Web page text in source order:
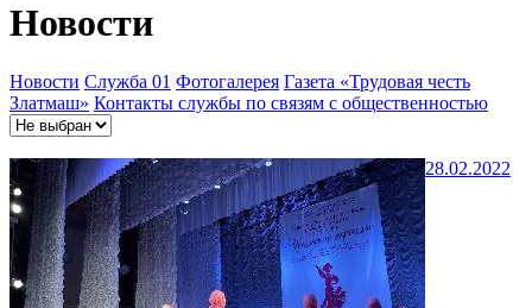
Новости
Новости Служба 01 Фотогалерея Газета «Трудовая честь
Златмаш» Контакты службы по связям с общественностью
28.02.2022